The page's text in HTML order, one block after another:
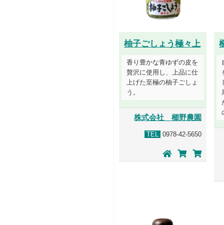
柚子ごしょう極々上
香り豊かな青ゆずの皮を
贅沢に使用し、上品に仕
上げた至極の柚子ごしょ
う。
株式会社 櫛野農園
TEL 0978-42-5650